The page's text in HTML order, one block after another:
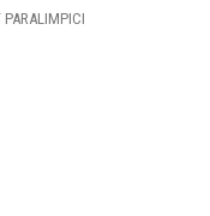
CALCIO